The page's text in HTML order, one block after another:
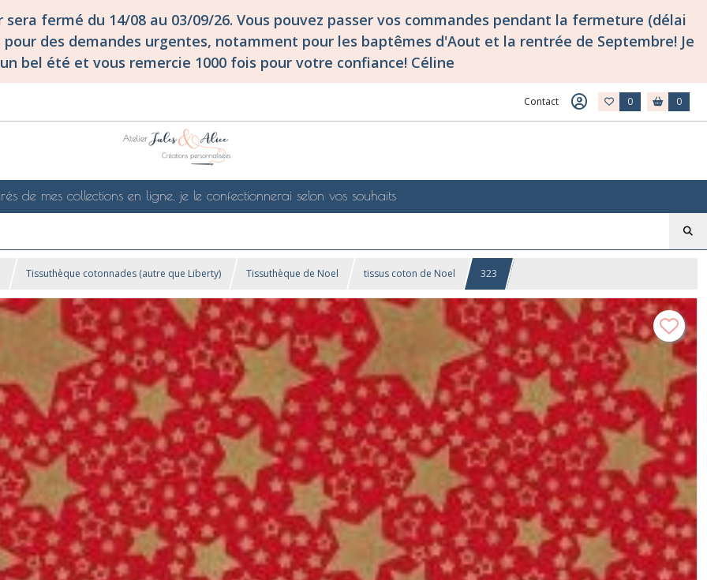
fermé du 14/08 au 03/09/26. Vous pouvez passer vos commandes pendant la fermeture (délai
des demandes urgentes, notamment pour les baptêmes d'Aout et la rentrée de Septembre! Je
bel été et vous remercie 1000 fois pour votre confiance! Céline
Contact 0 0
de mes collections en ligne, je le confectionnerai selon vos souhaits
Tissuthèque cotonnades (autre que Liberty) Tissuthèque de Noel tissus coton de Noel 323